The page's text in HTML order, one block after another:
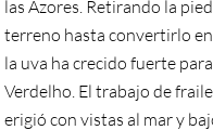
las Azores. Retirando la
terreno hasta convertirlo
la uva ha crecido fuerte
Verdelho. El trabajo de
erigió con vistas al mar y